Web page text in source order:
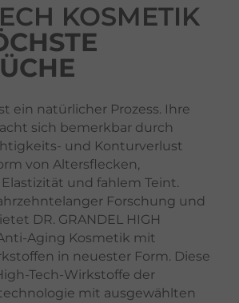
KOSMETIK
ein natürlicher Prozess. Ihre
sich bemerkbar durch
und Konturverlust
von Altersflecken,
und fahlem Teint.
Forschung und
DR. GRANDEL HIGH
Aging Kosmetik mit
in neuester Form. Diese
Tech-Wirkstoffe der
mit ausgewählten